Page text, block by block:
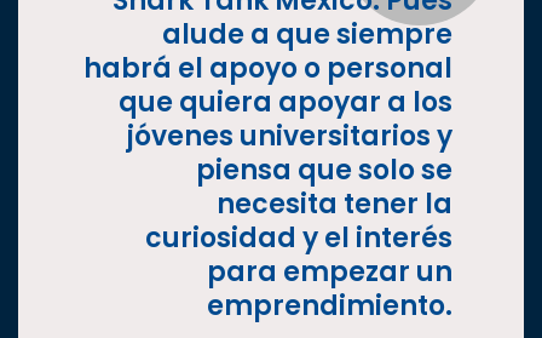
alude a que siempre
habrá el apoyo o personal
que quiera apoyar a los
jóvenes universitarios y
piensa que solo se
necesita tener la
curiosidad y el interés
para empezar un
emprendimiento.